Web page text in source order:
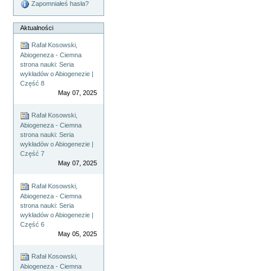
Zapomniałeś hasła?
Aktualności
Rafał Kosowski,
Abiogeneza - Ciemna
strona nauki: Seria
wykładów o Abiogenezie |
Część 8
May 07, 2025
Rafał Kosowski,
Abiogeneza - Ciemna
strona nauki: Seria
wykładów o Abiogenezie |
Część 7
May 07, 2025
Rafał Kosowski,
Abiogeneza - Ciemna
strona nauki: Seria
wykładów o Abiogenezie |
Część 6
May 05, 2025
Rafał Kosowski,
Abiogeneza - Ciemna